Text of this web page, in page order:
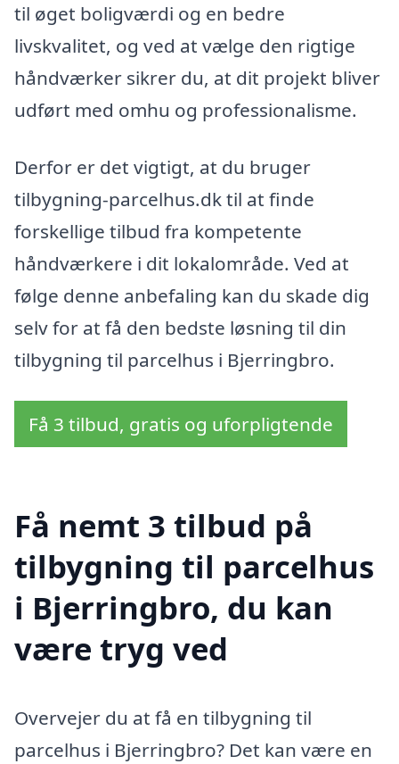
til øget boligværdi og en bedre
livskvalitet, og ved at vælge den rigtige
håndværker sikrer du, at dit projekt bliver
udført med omhu og professionalisme.
Derfor er det vigtigt, at du bruger
tilbygning-parcelhus.dk til at finde
forskellige tilbud fra kompetente
håndværkere i dit lokalområde. Ved at
følge denne anbefaling kan du skade dig
selv for at få den bedste løsning til din
tilbygning til parcelhus i Bjerringbro.
Få 3 tilbud, gratis og uforpligtende
Få nemt 3 tilbud på
tilbygning til parcelhus
i Bjerringbro, du kan
være tryg ved
Overvejer du at få en tilbygning til
parcelhus i Bjerringbro? Det kan være en